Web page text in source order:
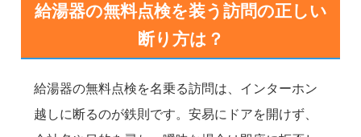
給湯器の無料点検を装う訪問の正しい
断り方は？
給湯器の無料点検を名乗る訪問は、インターホン
越しに断るのが鉄則です。安易にドアを開けず、